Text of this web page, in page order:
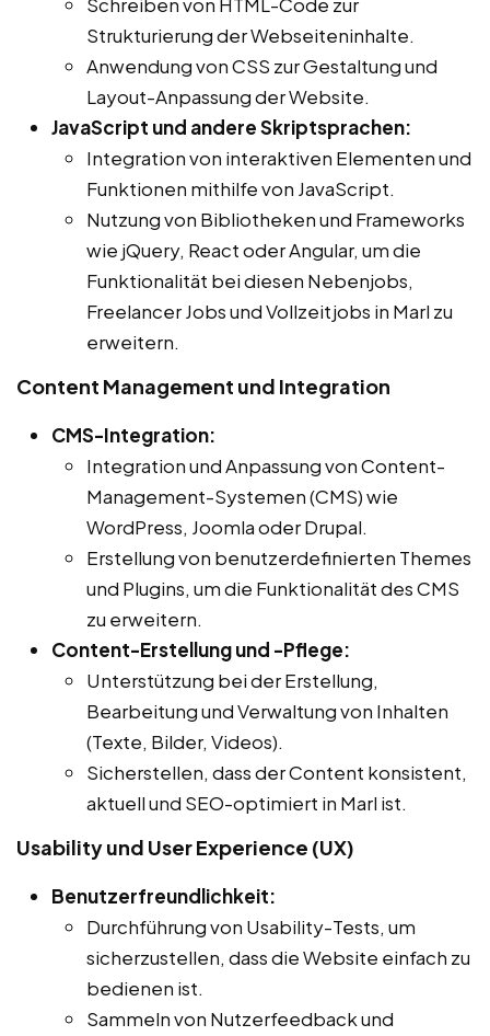
Strukturierung der Webseiteninhalte.
Anwendung von CSS zur Gestaltung und
Layout-Anpassung der Website.
JavaScript und andere Skriptsprachen:
Integration von interaktiven Elementen und
Funktionen mithilfe von JavaScript.
Nutzung von Bibliotheken und Frameworks
wie jQuery, React oder Angular, um die
Funktionalität bei diesen Nebenjobs,
Freelancer Jobs und Vollzeitjobs in Marl zu
erweitern.
Content Management und Integration
CMS-Integration:
Integration und Anpassung von Content-
Management-Systemen (CMS) wie
WordPress, Joomla oder Drupal.
Erstellung von benutzerdefinierten Themes
und Plugins, um die Funktionalität des CMS
zu erweitern.
Content-Erstellung und -Pflege:
Unterstützung bei der Erstellung,
Bearbeitung und Verwaltung von Inhalten
(Texte, Bilder, Videos).
Sicherstellen, dass der Content konsistent,
aktuell und SEO-optimiert in Marl ist.
Usability und User Experience (UX)
Benutzerfreundlichkeit:
Durchführung von Usability-Tests, um
sicherzustellen, dass die Website einfach zu
bedienen ist.
Sammeln von Nutzerfeedback und